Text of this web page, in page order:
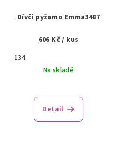
Dívčí pyžamo Emma3487
606 Kč/ kus
134
Na skladě
Detail